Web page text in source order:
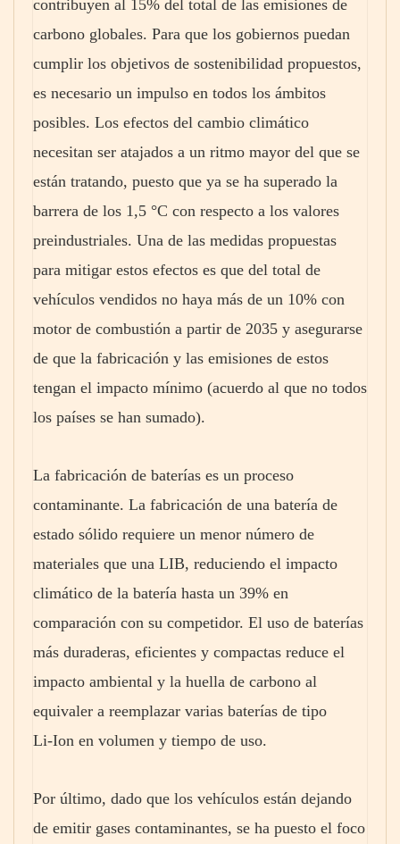
contribuyen al 15% del total de las emisiones de
carbono globales. Para que los gobiernos puedan
cumplir los objetivos de sostenibilidad propuestos,
es necesario un impulso en todos los ámbitos
posibles. Los efectos del cambio climático
necesitan ser atajados a un ritmo mayor del que se
están tratando, puesto que ya se ha superado la
barrera de los 1,5 °C con respecto a los valores
preindustriales. Una de las medidas propuestas
para mitigar estos efectos es que del total de
vehículos vendidos no haya más de un 10% con
motor de combustión a partir de 2035 y asegurarse
de que la fabricación y las emisiones de estos
tengan el impacto mínimo (acuerdo al que no todos
los países se han sumado).
La fabricación de baterías es un proceso
contaminante. La fabricación de una batería de
estado sólido requiere un menor número de
materiales que una LIB, reduciendo el impacto
climático de la batería hasta un 39% en
comparación con su competidor. El uso de baterías
más duraderas, eficientes y compactas reduce el
impacto ambiental y la huella de carbono al
equivaler a reemplazar varias baterías de tipo
Li‑Ion en volumen y tiempo de uso.
Por último, dado que los vehículos están dejando
de emitir gases contaminantes, se ha puesto el foco